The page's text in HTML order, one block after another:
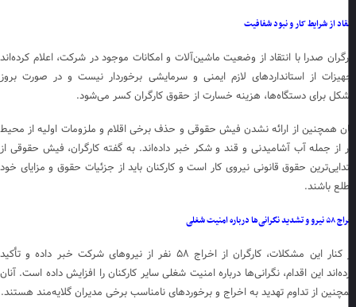
از شرایط کار و نبود شفافیت
صدرا با انتقاد از وضعیت ماشین‌آلات و امکانات موجود در شرکت، اعلام کرده‌اند
از استانداردهای لازم ایمنی و سرمایشی برخوردار نیست و در صورت بروز
برای دستگاه‌ها، هزینه خسارت از حقوق کارگران کسر می‌شود.
همچنین از ارائه نشدن فیش حقوقی و حذف برخی اقلام و ملزومات اولیه از محیط
از جمله آب آشامیدنی و قند و شکر خبر داده‌اند. به گفته کارگران، فیش حقوقی از
حقوق قانونی نیروی کار است و کارکنان باید از جزئیات حقوق و مزایای خود
باشند.
درباره امنیت شغلی
در کنار این مشکلات، کارگران از اخراج ۵۸ نفر از نیروهای شرکت خبر داده و تأکید
این اقدام، نگرانی‌ها درباره امنیت شغلی سایر کارکنان را افزایش داده است. آنان
از تداوم تهدید به اخراج و برخوردهای نامناسب برخی مدیران گلایه‌مند هستند.